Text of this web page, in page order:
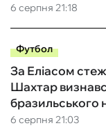
6 серпня 21:18
Футбол
6 серпня 21:03
За Еліасом
Шахтар
бразильського